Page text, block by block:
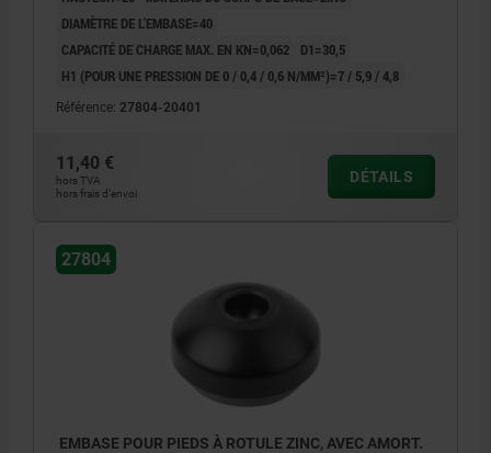
1) Amortisseur
DIAMÈTRE DE L'EMBASE=40
CAPACITÉ DE CHARGE MAX. EN KN=0,062
D1=30,5
H1 (POUR UNE PRESSION DE 0 / 0,4 / 0,6 N/MM²)=7 / 5,9 / 4,8
Référence: 27804-20401
11,40 €
hors TVA
hors frais d’envoi
DÉTAILS
27804
EMBASE POUR PIEDS À ROTULE ZINC, AVEC AMORT.